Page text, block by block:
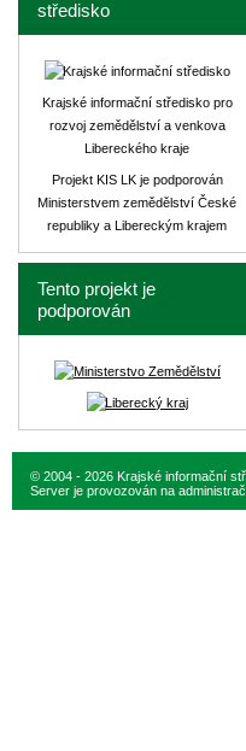
středisko
Krajské informační středisko pro
rozvoj zemědělství a venkova
Libereckého kraje
Projekt KIS LK je podporován
Ministerstvem zemědělství České
republiky a Libereckým krajem
Tento projekt je
podporován
© 2004 - 2026 Krajské informační
Server je provozován na